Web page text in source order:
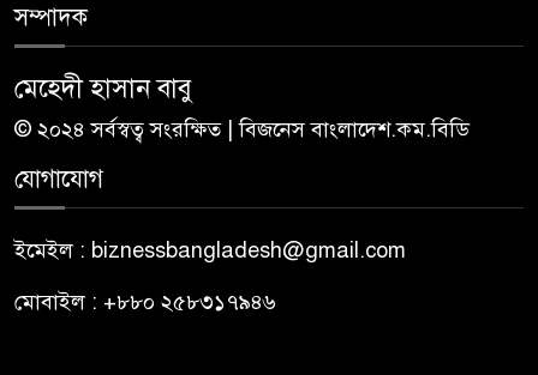
সম্পাদক
মেহেদী হাসান বাবু
© ২০২৪ সর্বস্বত্ব সংরক্ষিত | বিজনেস বাংলাদেশ.কম.বিডি
যোগাযোগ
ইমেইল : biznessbangladesh@gmail.com
মোবাইল : +৮৮০ ২৫৮৩১৭৯৪৬